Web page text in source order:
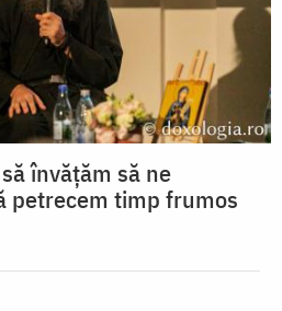
învățăm să ne
petrecem timp frumos